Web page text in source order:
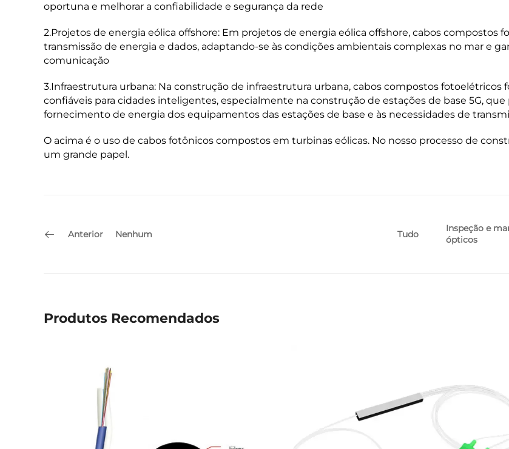
oportuna e melhorar a confiabilidade e segurança da rede
2.Projetos de energia eólica offshore: Em projetos de energia eólica offshore, cabos compostos
transmissão de energia e dados, adaptando-se às condições ambientais complexas no mar e
comunicação
3.Infraestrutura urbana: Na construção de infraestrutura urbana, cabos compostos
confiáveis para cidades inteligentes, especialmente na construção de estações de base 5G,
fornecimento de energia dos equipamentos das estações de base e às necessidades de
O acima é o uso de cabos fotônicos compostos em turbinas eólicas. No nosso processo de
um grande papel.
Anterior Nenhum Tudo
Inspeção e
ópticos
Produtos Recomendados